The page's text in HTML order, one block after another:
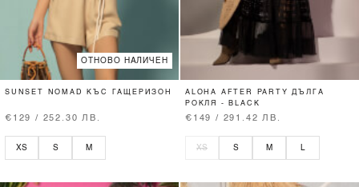
ОТНОВО НАЛИЧЕН
SUNSET NOMAD КЪС ГАЩЕРИЗОН
€129 / 252.30 ЛВ.
XS S M
ALOHA AFTER PARTY ДЪЛГА
РОКЛЯ - BLACK
€149 / 291.42 ЛВ.
XS S M